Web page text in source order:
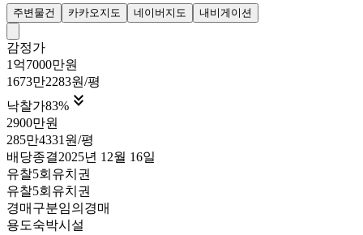
주변물건 카카오지도 네이버지도 내비게이션
감정가
1억7000만원
1673만2283원/평
낙찰가83% 
2900만원
285만4331원/평
배당종결2025년 12월 16일
유찰5회 유치권
유찰5회 유치권
경매구분임의경매
용도숙박시설